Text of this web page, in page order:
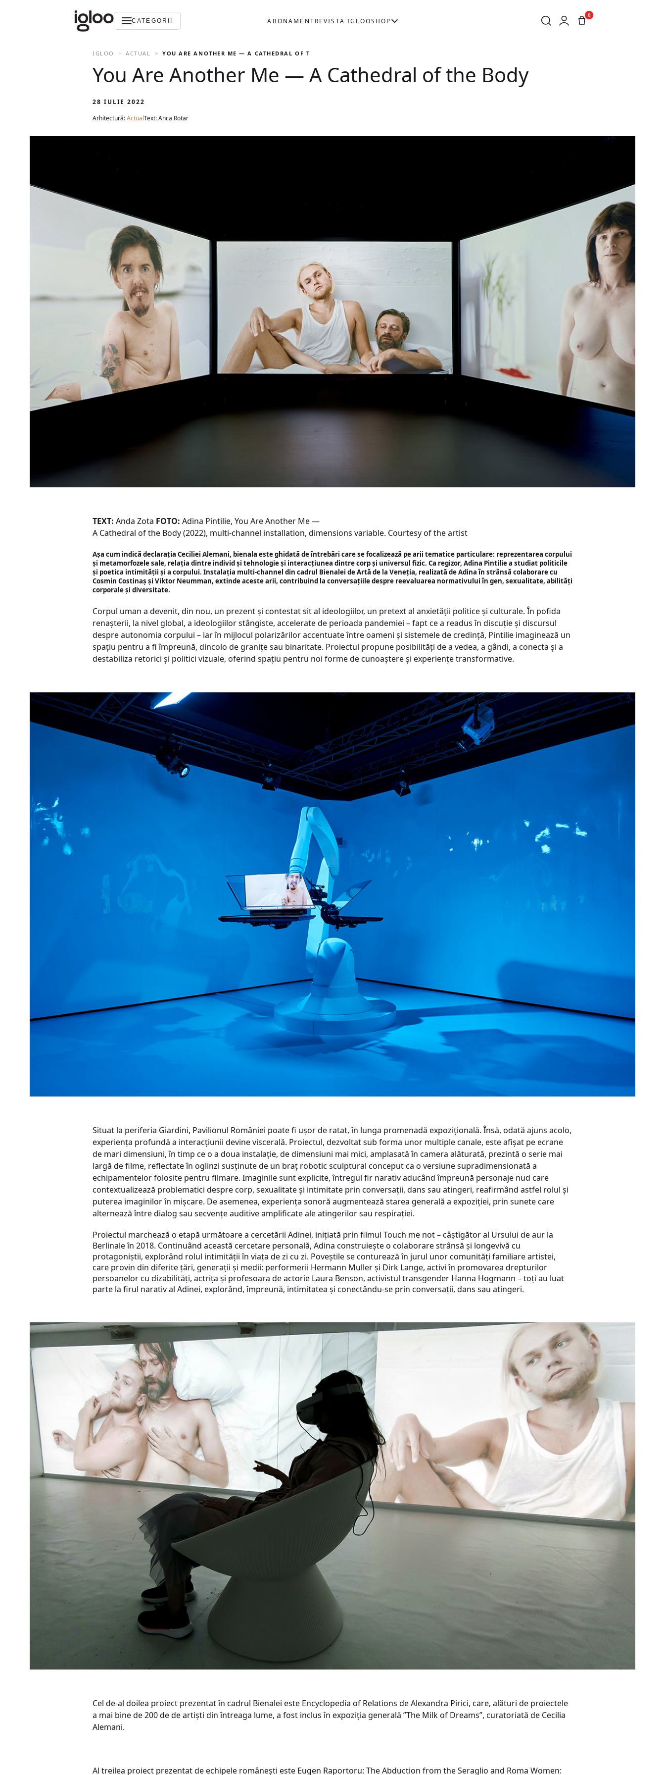
CATEGORII ABONAMENTREVISTA IGLOOSHOP
0
IGLOO ACTUAL YOU ARE ANOTHER ME — A CATHEDRAL OF THE BODY
You Are Another Me — A Cathedral of the Body
28 IULIE 2022
Arhitectură:ActualText: Anca Rotar
TEXT: Anda Zota FOTO: Adina Pintilie, You Are Another Me —
A Cathedral of the Body (2022), multi-channel installation, dimensions variable. Courtesy of the artist
Așa cum indică declarația Ceciliei Alemani, bienala este ghidată de întrebări care se focalizează pe arii tematice particulare: reprezentarea corpului
și metamorfozele sale, relația dintre individ și tehnologie și interacțiunea dintre corp și universul fizic. Ca regizor, Adina Pintilie a studiat politicile
și poetica intimității și a corpului. Instalația multi-channel din cadrul Bienalei de Artă de la Veneția, realizată de Adina în strânsă colaborare cu
Cosmin Costinaș și Viktor Neumman, extinde aceste arii, contribuind la conversațiile despre reevaluarea normativului în gen, sexualitate, abilități
corporale și diversitate.
Corpul uman a devenit, din nou, un prezent și contestat sit al ideologiilor, un pretext al anxietății politice și culturale. În pofida
renașterii, la nivel global, a ideologiilor stângiste, accelerate de perioada pandemiei – fapt ce a readus în discuție și discursul
despre autonomia corpului – iar în mijlocul polarizărilor accentuate între oameni și sistemele de credință, Pintilie imaginează un
spațiu pentru a fi împreună, dincolo de granițe sau binaritate. Proiectul propune posibilități de a vedea, a gândi, a conecta și a
destabiliza retorici și politici vizuale, oferind spațiu pentru noi forme de cunoaștere și experiențe transformative.
Situat la periferia Giardini, Pavilionul României poate fi ușor de ratat, în lunga promenadă expozițională. Însă, odată ajuns acolo,
experiența profundă a interacțiunii devine viscerală. Proiectul, dezvoltat sub forma unor multiple canale, este afișat pe ecrane
de mari dimensiuni, în timp ce o a doua instalație, de dimensiuni mai mici, amplasată în camera alăturată, prezintă o serie mai
largă de filme, reflectate în oglinzi susținute de un braț robotic sculptural conceput ca o versiune supradimensionată a
echipamentelor folosite pentru filmare. Imaginile sunt explicite, întregul fir narativ aducând împreună personaje nud care
contextualizează problematici despre corp, sexualitate și intimitate prin conversații, dans sau atingeri, reafirmând astfel rolul și
puterea imaginilor în mișcare. De asemenea, experiența sonoră augmentează starea generală a expoziției, prin sunete care
alternează între dialog sau secvențe auditive amplificate ale atingerilor sau respirației.
Proiectul marchează o etapă următoare a cercetării Adinei, inițiată prin filmul Touch me not – câștigător al Ursului de aur la
Berlinale în 2018. Continuând această cercetare personală, Adina construiește o colaborare strânsă și longevivă cu
protagoniștii, explorând rolul intimității în viața de zi cu zi. Poveștile se conturează în jurul unor comunități familiare artistei,
care provin din diferite țări, generații și medii: performerii Hermann Muller și Dirk Lange, activi în promovarea drepturilor
persoanelor cu dizabilități, actrița și profesoara de actorie Laura Benson, activistul transgender Hanna Hogmann – toți au luat
parte la firul narativ al Adinei, explorând, împreună, intimitatea și conectându-se prin conversații, dans sau atingeri.
Cel de-al doilea proiect prezentat în cadrul Bienalei este Encyclopedia of Relations de Alexandra Pirici, care, alături de proiectele
a mai bine de 200 de de artiști din întreaga lume, a fost inclus în expoziția generală ”The Milk of Dreams”, curatoriată de Cecilia
Alemani.
Al treilea proiect prezentat de echipele românești este Eugen Raportoru: The Abduction from the Seraglio and Roma Women: